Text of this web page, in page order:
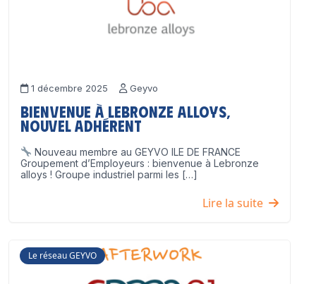
1 décembre 2025 Geyvo
Bienvenue à Lebronze Alloys,
nouvel adhérent
Nouveau membre au GEYVO ILE DE FRANCE
Groupement d’Employeurs : bienvenue à Lebronze
alloys ! Groupe industriel parmi les […]
Lire la suite
Le réseau GEYVO